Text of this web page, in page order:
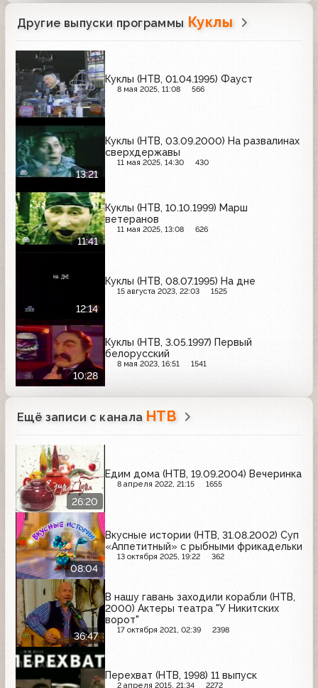
Другие выпуски программы Куклы
Куклы (НТВ, 01.04.1995) Фауст
8 мая 2025, 11:08 566
13:21
Куклы (НТВ, 03.09.2000) На развалинах
сверхдержавы
11 мая 2025, 14:30 430
11:41
Куклы (НТВ, 10.10.1999) Марш
ветеранов
11 мая 2025, 13:08 626
12:14
Куклы (НТВ, 08.07.1995) На дне
15 августа 2023, 22:03 1525
10:28
Куклы (НТВ, 3.05.1997) Первый
белорусский
8 мая 2023, 16:51 1541
Ещё записи с канала НТВ
26:20
Едим дома (НТВ, 19.09.2004) Вечеринка
8 апреля 2022, 21:15 1655
08:04
Вкусные истории (НТВ, 31.08.2002) Суп
«Аппетитный» с рыбными фрикадельки
13 октября 2025, 19:22 362
36:47
В нашу гавань заходили корабли (НТВ,
2000) Актеры театра "У Никитских
ворот"
17 октября 2021, 02:39 2398
Перехват (НТВ, 1998) 11 выпуск
2 апреля 2015, 21:34 2272